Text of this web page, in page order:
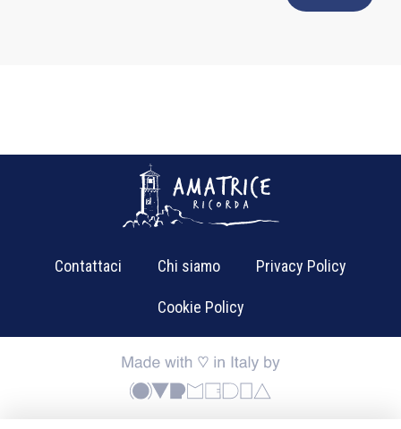
Contattaci Chi siamo Privacy Policy
Cookie Policy